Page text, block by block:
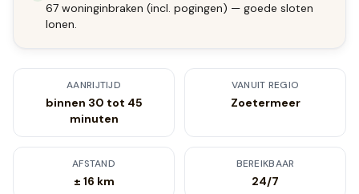
67 woninginbraken (incl. pogingen) — goede sloten
lonen.
AANRIJTIJD
binnen 30 tot 45
minuten
VANUIT REGIO
Zoetermeer
AFSTAND
± 16 km
BEREIKBAAR
24/7